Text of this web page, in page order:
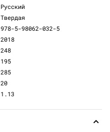
Русский
Твердая
978-5-98062-032-5
2018
248
195
285
20
1.13